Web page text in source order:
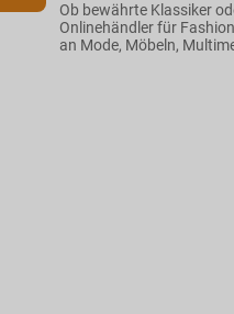
Ob bewährte Klassiker
Onlinehändler für
an Mode, Möbeln,